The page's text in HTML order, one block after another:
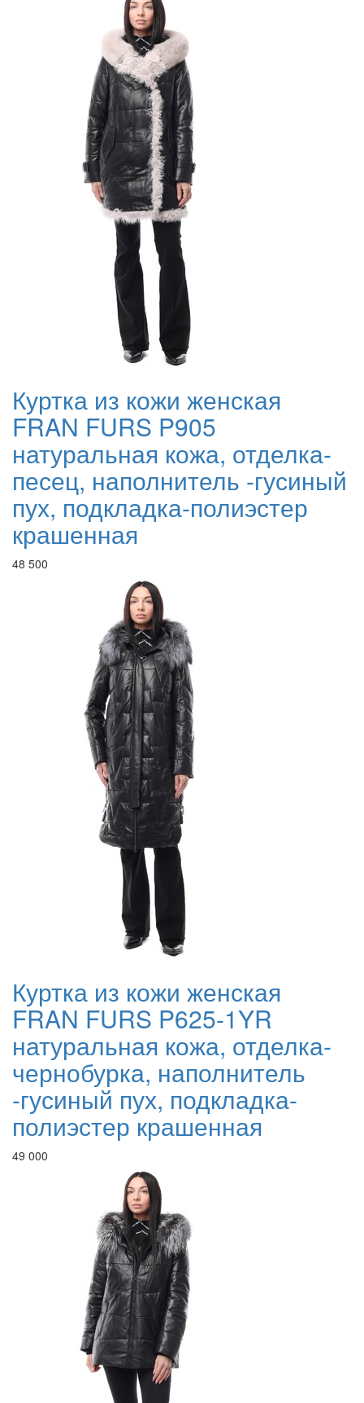
Куртка из кожи женская
FRAN FURS P905
натуральная кожа, отделка-
песец, наполнитель -гусиный
пух, подкладка-полиэстер
крашенная
48 500
Куртка из кожи женская
FRAN FURS P625-1YR
натуральная кожа, отделка-
чернобурка, наполнитель
-гусиный пух, подкладка-
полиэстер крашенная
49 000